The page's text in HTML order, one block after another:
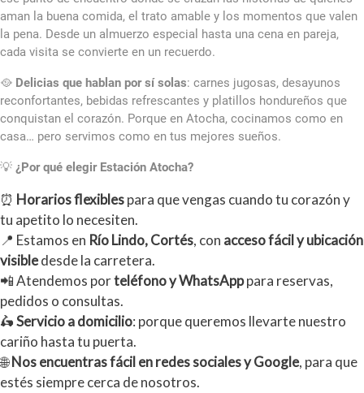
aman la buena comida, el trato amable y los momentos que valen
la pena. Desde un almuerzo especial hasta una cena en pareja,
cada visita se convierte en un recuerdo.
🥘 Delicias que hablan por sí solas: carnes jugosas, desayunos
reconfortantes, bebidas refrescantes y platillos hondureños que
conquistan el corazón. Porque en Atocha, cocinamos como en
casa… pero servimos como en tus mejores sueños.
💡 ¿Por qué elegir Estación Atocha?
⏰ Horarios flexiblespara que vengas cuando tu corazón y
tu apetito lo necesiten.
📍 Estamos en Río Lindo, Cortés, con acceso fácil y ubicación
visibledesde la carretera.
📲 Atendemos porteléfono y WhatsApppara reservas,
pedidos o consultas.
🛵Servicio a domicilio: porque queremos llevarte nuestro
cariño hasta tu puerta.
🌐Nos encuentras fácil en redes sociales y Google, para que
estés siempre cerca de nosotros.